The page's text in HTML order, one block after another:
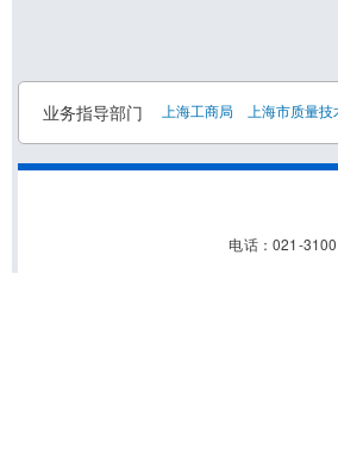
业务指导部门 上海工商局 上海市质量
电话：021-